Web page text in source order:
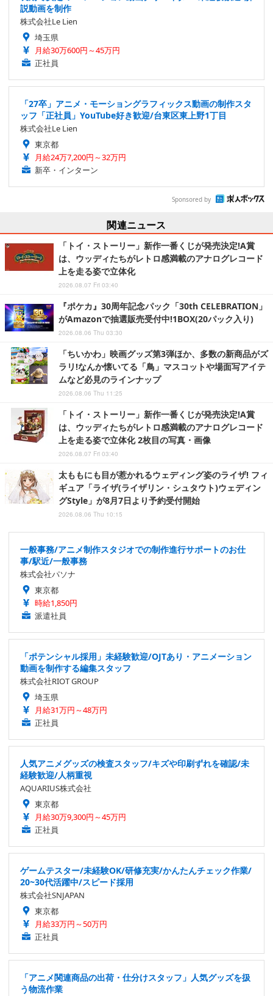
説動画を制作
株式会社Le Lien
埼玉県
月給30万600円～45万円
正社員
「27卒」アニメ・モーショングラフィックス動画の制作スタ
ッフ「正社員」YouTube好き歓迎/台東区東上野1丁目
株式会社Le Lien
東京都
月給24万7,200円～32万円
新卒・インターン
Sponsored by
関連ニュース
「トイ・ストーリー」新作一番くじが発売決定!A賞
は、ウッディたちがレトロ感満載のアナログレコード
上を走る姿で立体化
2026.08.07 Fri 03:40
『ポケカ』30周年記念パック「30th CELEBRATION」
がAmazonで抽選販売受付中!1BOX(20パック入り)
2026.08.06 Thu 03:30
「ちいかわ」映画グッズ第3弾ほか、多数の新商品がズ
ラリ!なんか懐いてる「鳥」マスコットや場面写アイテ
ムなど必見のラインナップ
2026.08.06 Thu 11:25
「トイ・ストーリー」新作一番くじが発売決定!A賞
は、ウッディたちがレトロ感満載のアナログレコード
上を走る姿で立体化 2枚目の写真・画像
2026.08.07 Fri 03:40
太ももにも目が惹かれるウェディング姿のライザ! フィ
ギュア「ライザ(ライザリン・シュタウト)ウェディン
グStyle」が8月7日より予約受付開始
2026.08.06 Thu 10:15
一般事務/アニメ制作スタジオでの制作進行サポートのお仕
事/駅近/一般事務
株式会社パソナ
東京都
時給1,850円
派遣社員
「ポテンシャル採用」未経験歓迎/OJTあり・アニメーション
動画を制作する編集スタッフ
株式会社RIOT GROUP
埼玉県
月給31万円～48万円
正社員
人気アニメグッズの検査スタッフ/キズや印刷ずれを確認/未
経験歓迎/人柄重視
AQUARIUS株式会社
東京都
月給30万9,300円～45万円
正社員
ゲームテスター/未経験OK/研修充実/かんたんチェック作業/
20~30代活躍中/スピード採用
株式会社SNJAPAN
東京都
月給33万円～50万円
正社員
「アニメ関連商品の出荷・仕分けスタッフ」人気グッズを扱
う物流作業